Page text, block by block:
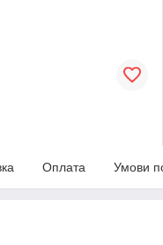
Оплата Умови